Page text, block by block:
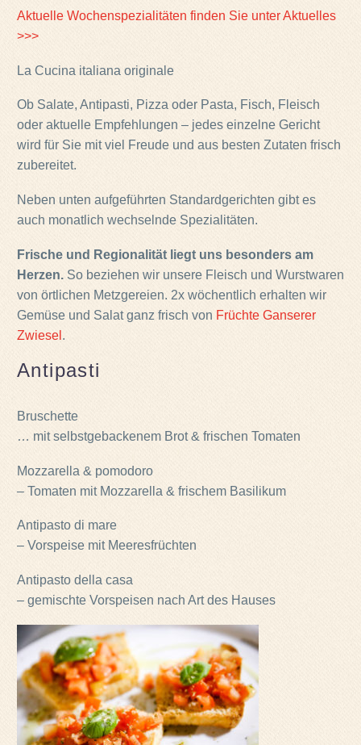
Aktuelle Wochenspezialitäten finden Sie unter Aktuelles
>>>
La Cucina italiana originale
Ob Salate, Antipasti, Pizza oder Pasta, Fisch, Fleisch
oder aktuelle Empfehlungen – jedes einzelne Gericht
wird für Sie mit viel Freude und aus besten Zutaten frisch
zubereitet.
Neben unten aufgeführten Standardgerichten gibt es
auch monatlich wechselnde Spezialitäten.
Frische und Regionalität liegt uns besonders am
Herzen. So beziehen wir unsere Fleisch und Wurstwaren
von örtlichen Metzgereien. 2x wöchentlich erhalten wir
Gemüse und Salat ganz frisch von Früchte Ganserer
Zwiesel .
Antipasti
Bruschette
… mit selbstgebackenem Brot & frischen Tomaten
Mozzarella & pomodoro
– Tomaten mit Mozzarella & frischem Basilikum
Antipasto di mare
– Vorspeise mit Meeresfrüchten
Antipasto della casa
– gemischte Vorspeisen nach Art des Hauses